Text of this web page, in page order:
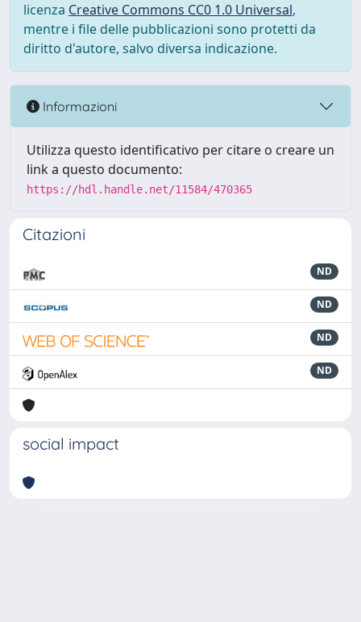
licenza Creative Commons CC0 1.0 Universal,
mentre i file delle pubblicazioni sono protetti da
diritto d'autore, salvo diversa indicazione.
Informazioni
Utilizza questo identificativo per citare o creare un
link a questo documento:
https://hdl.handle.net/11584/470365
Citazioni
ND
ND
ND
ND
social impact